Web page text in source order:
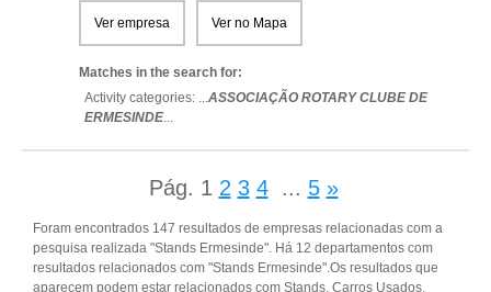
Ver empresa Ver no Mapa
Matches in the search for:
Activity categories: ...ASSOCIAÇÃO ROTARY CLUBE DE
ERMESINDE...
Pág. 1 2 3 4 ... 5 »
Foram encontrados 147 resultados de empresas relacionadas com a
pesquisa realizada "Stands Ermesinde". Há 12 departamentos com
resultados relacionados com "Stands Ermesinde".Os resultados que
aparecem podem estar relacionados com Stands, Carros Usados,